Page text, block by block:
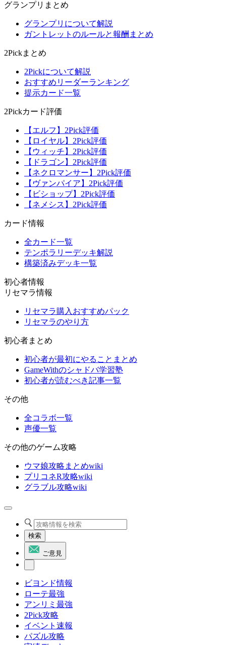
グランプリまとめ
グランプリについて解説
ガントレットのルールと報酬まとめ
2Pickまとめ
2Pickについて解説
おすすめリーダーランキング
提示カード一覧
2Pickカード評価
【エルフ】2Pick評価
【ロイヤル】2Pick評価
【ウィッチ】2Pick評価
【ドラゴン】2Pick評価
【ネクロマンサー】2Pick評価
【ヴァンパイア】2Pick評価
【ビショップ】2Pick評価
【ネメシス】2Pick評価
カード情報
全カード一覧
テンポラリーデッキ解説
構築済みデッキ一覧
初心者情報
リセマラ情報
リセマラ購入おすすめパック
リセマラのやり方
初心者まとめ
初心者が最初にやることまとめ
GameWithのシャドバ学習塾
初心者が読むべき記事一覧
その他
全コラボ一覧
声優一覧
その他のゲーム攻略
ウマ娘攻略まとめwiki
プリコネR攻略wiki
グラブル攻略wiki
検索
ご意見
ビヨンド情報
ローテ最強
アンリミ最強
2Pick攻略
イベント速報
パズル攻略